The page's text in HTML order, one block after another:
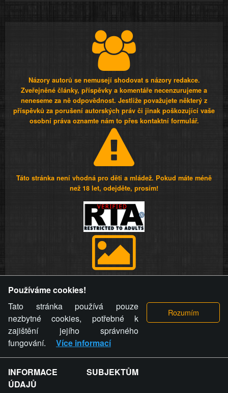
Názory autorů se nemusejí shodovat s názory redakce.
Zveřejněné články, příspěvky a komentáře necenzurujeme a
neneseme za ně odpovědnost. Jestliže považujete některý z
příspěvků za porušení autorských práv či jinak poškozující vaše
osobní práva oznamte nám to přes kontaktní formulář.
Táto stránka není vhodná pro děti a mládež. Pokud máte méně
než 18 let, odejděte, prosím!
videa a komentáře. Osoba, které se toto opatření provozovatele
stránky týče, ani osoba, která umístila fotografii nebo video na
stránku, nemůže z důvodu odstranění fotografie, videa nebo
komentáře pro výše uvedenou okolnost uplatnit vůči
provozovateli stránky žádný nárok na náhradu škody nebo
nemajetkové újmy.
ZVRÁCENÝ.CZ - Svět není zvrácenej. To jen
Používáme cookies!
Tato stránka používá pouze
nezbytné cookies, potřebné k
zajištění jejího správného
fungování.
Více informací
INFORMACE SUBJEKTŮM
ÚDAJŮ